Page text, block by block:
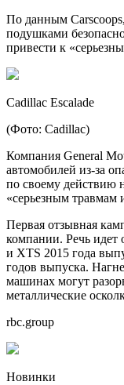
По данным
подушками
привести к
Cadillac Escalade
(Фото: Cadillac)
Компания General
автомобилей из-за
по своему действию
«серьезным травмам
Первая отзывная
компании. Речь идет
и XTS 2015 года
годов выпуска.
машинах могут
металлические
rbc.group
Новинки